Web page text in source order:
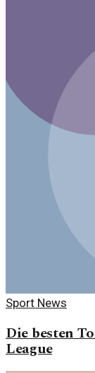
Sport News
Die besten
League